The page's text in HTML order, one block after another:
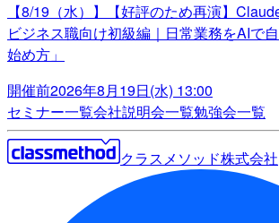
【8/19（水）】【好評のため再演】
ビジネス職向け初級編｜日常業務をAIで
始め方」
開催前2026年8月19日(水) 13:00
セミナー一覧会社説明会一覧勉強会一覧
クラスメソッド株式会社